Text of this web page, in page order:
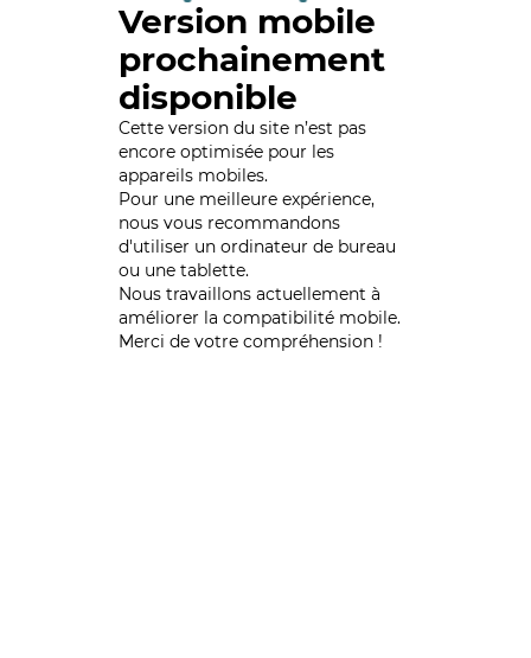
Version mobile
prochainement
disponible
Cette version du site n’est pas
encore optimisée pour les
appareils mobiles.
Pour une meilleure expérience,
nous vous recommandons
d'utiliser un ordinateur de bureau
ou une tablette.
Nous travaillons actuellement à
améliorer la compatibilité mobile.
Merci de votre compréhension !